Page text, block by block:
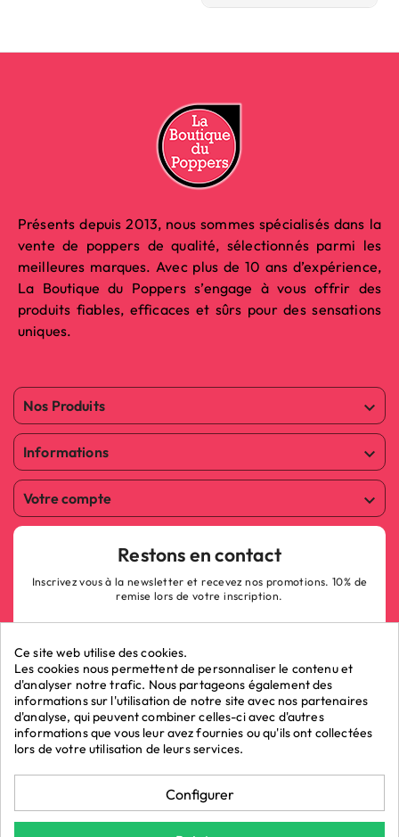
Présents depuis 2013, nous sommes spécialisés dans la
vente de poppers de qualité, sélectionnés parmi les
meilleures marques. Avec plus de 10 ans d’expérience,
La Boutique du Poppers s’engage à vous offrir des
produits fiables, efficaces et sûrs pour des sensations
uniques.
Nos Produits 
Informations 
Votre compte 
Restons en contact
Inscrivez vous à la newsletter et recevez nos promotions. 10% de
remise lors de votre inscription.
ok
Marchand approuvé par la Société des Avis Garantis,
Ce site web utilise des cookies.
Les cookies nous permettent de personnaliser le contenu et
d'analyser notre trafic. Nous partageons également des
informations sur l'utilisation de notre site avec nos partenaires
d'analyse, qui peuvent combiner celles-ci avec d'autres
informations que vous leur avez fournies ou qu'ils ont collectées
lors de votre utilisation de leurs services.
Configurer